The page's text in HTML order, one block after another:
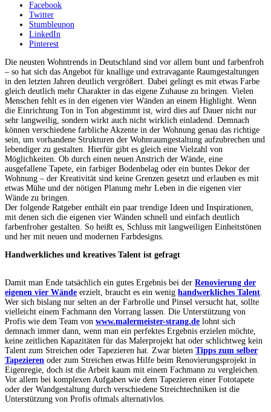
Facebook
Twitter
Stumbleupon
LinkedIn
Pinterest
Die neusten Wohntrends in Deutschland sind vor allem bunt und farbenfroh
– so hat sich das Angebot für knallige und extravagante Raumgestaltungen
in den letzten Jahren deutlich vergrößert. Dabei gelingt es mit etwas Farbe
gleich deutlich mehr Charakter in das eigene Zuhause zu bringen. Vielen
Menschen fehlt es in den eigenen vier Wänden an einem Highlight. Wenn
die Einrichtung Ton in Ton abgestimmt ist, wird dies auf Dauer nicht nur
sehr langweilig, sondern wirkt auch nicht wirklich einladend. Demnach
können verschiedene farbliche Akzente in der Wohnung genau das richtige
sein, um vorhandene Strukturen der Wohnraumgestaltung aufzubrechen und
lebendiger zu gestalten. Hierfür gibt es gleich eine Vielzahl von
Möglichkeiten. Ob durch einen neuen Anstrich der Wände, eine
ausgefallene Tapete, ein farbiger Bodenbelag oder ein buntes Dekor der
Wohnung – der Kreativität sind keine Grenzen gesetzt und erlauben es mit
etwas Mühe und der nötigen Planung mehr Leben in die eigenen vier
Wände zu bringen.
Der folgende Ratgeber enthält ein paar trendige Ideen und Inspirationen,
mit denen sich die eigenen vier Wänden schnell und einfach deutlich
farbenfroher gestalten. So heißt es, Schluss mit langweiligen Einheitstönen
und her mit neuen und modernen Farbdesigns.
Handwerkliches und kreatives Talent ist gefragt
Damit man Ende tatsächlich ein gutes Ergebnis bei der Renovierung der
eigenen vier Wände erzielt, braucht es ein wenig handwerkliches Talent.
Wer sich bislang nur selten an der Farbrolle und Pinsel versucht hat, sollte
vielleicht einem Fachmann den Vorrang lassen. Die Unterstützung von
Profis wie dem Team von www.malermeister-strang.de lohnt sich
demnach immer dann, wenn man ein perfektes Ergebnis erzielen möchte,
keine zeitlichen Kapazitäten für das Malerprojekt hat oder schlichtweg kein
Talent zum Streichen oder Tapezieren hat. Zwar bieten Tipps zum selber
Tapezieren oder zum Streichen etwas Hilfe beim Renovierungsprojekt in
Eigenregie, doch ist die Arbeit kaum mit einem Fachmann zu vergleichen.
Vor allem bei komplexen Aufgaben wie dem Tapezieren einer Fototapete
oder der Wandgestaltung durch verschiedene Streichtechniken ist die
Unterstützung von Profis oftmals alternativlos.